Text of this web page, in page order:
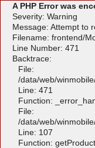
A PHP Error was
Severity: Warning
Message: Attempt to
Filename: frontend/
Line Number: 471
Backtrace:
File:
/data/web/
Line: 471
Function:
File:
/data/web/
Line: 107
Function: